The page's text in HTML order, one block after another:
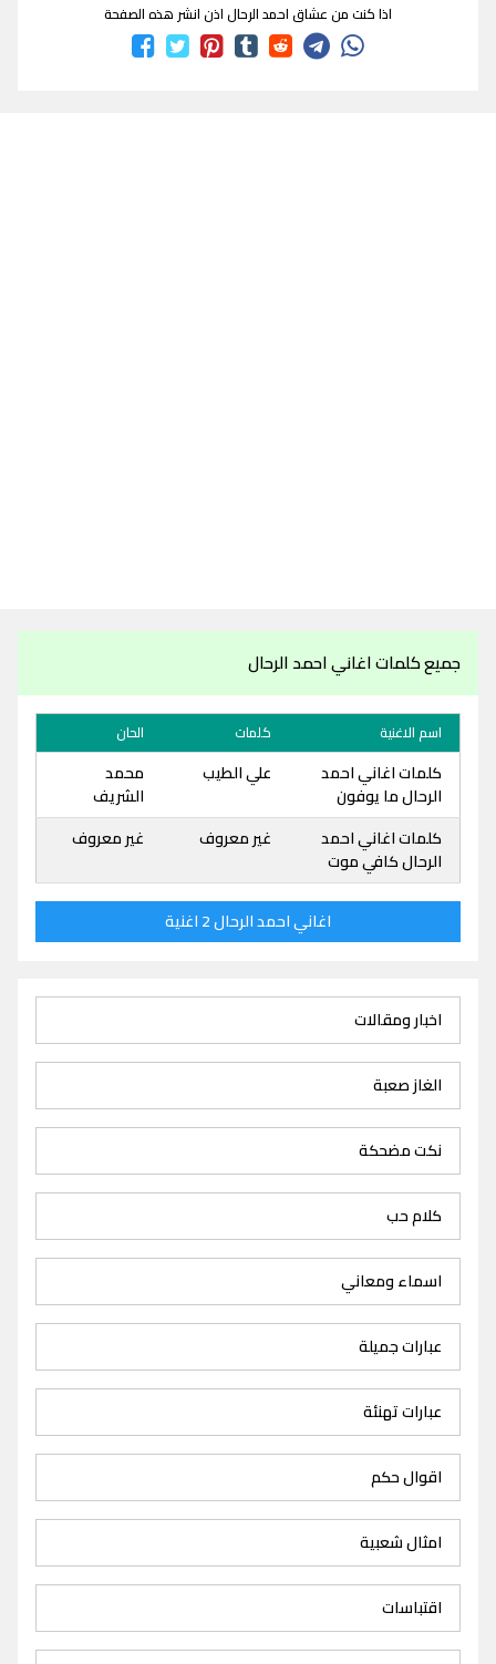
اذا كنت من عشاق احمد الرحال اذن انشر هذه الصفحة
جميع كلمات اغاني احمد الرحال
اسم الاغنية كلمات الحان
كلمات اغاني احمد
الرحال ما يوفون
علي الطيب
محمد
الشريف
كلمات اغاني احمد
الرحال كافي موت
غير معروف غير معروف
اغاني احمد الرحال 2 اغنية
اخبار ومقالات
الغاز صعبة
نكت مضحكة
كلام حب
اسماء ومعاني
عبارات جميلة
عبارات تهنئة
اقوال حكم
امثال شعبية
اقتباسات